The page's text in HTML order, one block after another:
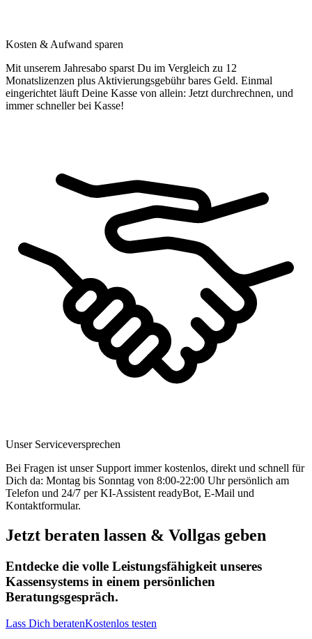
Kosten & Aufwand sparen
Mit unserem Jahresabo sparst Du im Vergleich zu 12
Monatslizenzen plus Aktivierungsgebühr bares Geld. Einmal
eingerichtet läuft Deine Kasse von allein: Jetzt durchrechnen, und
immer schneller bei Kasse!
Unser Serviceversprechen
Bei Fragen ist unser Support immer kostenlos, direkt und schnell für
Dich da: Montag bis Sonntag von 8:00-22:00 Uhr persönlich am
Telefon und 24/7 per KI-Assistent readyBot, E-Mail und
Kontaktformular.
Jetzt beraten lassen & Vollgas geben
Entdecke die volle Leistungsfähigkeit unseres
Kassensystems in einem persönlichen
Beratungsgespräch.
Lass Dich beratenKostenlos testen